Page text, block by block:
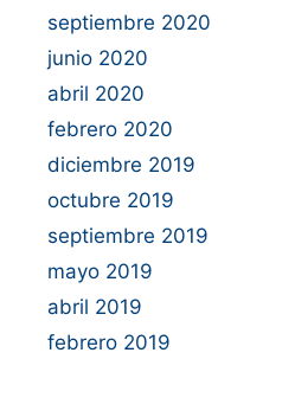
septiembre 2020
junio 2020
abril 2020
febrero 2020
diciembre 2019
octubre 2019
septiembre 2019
mayo 2019
abril 2019
febrero 2019